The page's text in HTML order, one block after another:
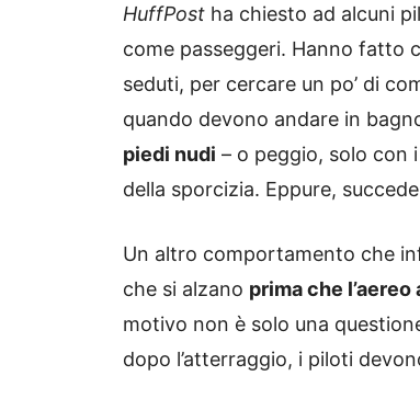
HuffPost ha chiesto ad alcuni
come passeggeri. Hanno fatto
seduti, per cercare un po’ di
quando devono andare in
piedi nudi – o peggio, solo con
della sporcizia. Eppure,
Un altro comportamento che
che si alzano prima che
motivo non è solo una
dopo l’atterraggio, i piloti